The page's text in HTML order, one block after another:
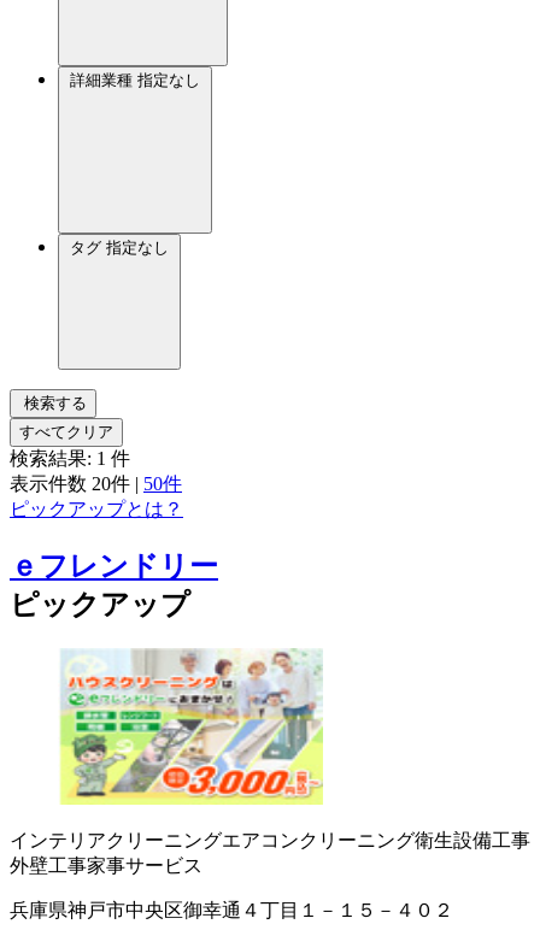
詳細業種 指定なし
タグ 指定なし
検索する
すべてクリア
検索結果: 1 件
表示件数 20件 | 50件
ピックアップとは？
ｅフレンドリー
ピックアップ
インテリアクリーニングエアコンクリーニング衛生設備工事
外壁工事家事サービス
兵庫県神戸市中央区御幸通４丁目１－１５－４０２